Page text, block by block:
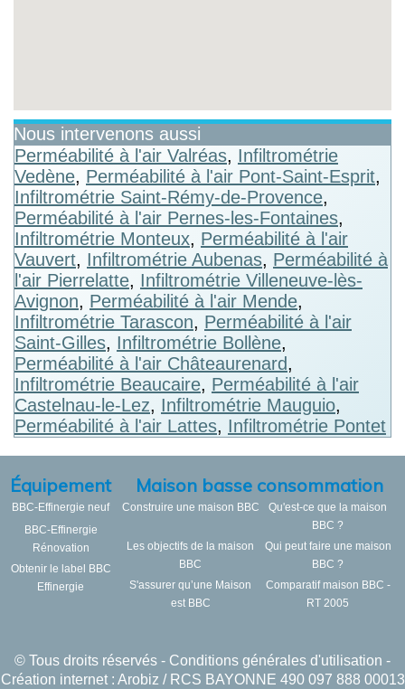
Nous intervenons aussi
Perméabilité à l'air Valréas, Infiltrométrie
Vedène, Perméabilité à l'air Pont-Saint-Esprit,
Infiltrométrie Saint-Rémy-de-Provence,
Perméabilité à l'air Pernes-les-Fontaines,
Infiltrométrie Monteux, Perméabilité à l'air
Vauvert, Infiltrométrie Aubenas, Perméabilité à
l'air Pierrelatte, Infiltrométrie Villeneuve-lès-
Avignon, Perméabilité à l'air Mende,
Infiltrométrie Tarascon, Perméabilité à l'air
Saint-Gilles, Infiltrométrie Bollène,
Perméabilité à l'air Châteaurenard,
Infiltrométrie Beaucaire, Perméabilité à l'air
Castelnau-le-Lez, Infiltrométrie Mauguio,
Perméabilité à l'air Lattes, Infiltrométrie Pontet
Équipement
BBC-Effinergie neuf
BBC-Effinergie
Rénovation
Obtenir le label BBC
Effinergie
Maison basse consommation
Construire une maison BBC Qu'est-ce que la maison
BBC ?
Les objectifs de la maison
BBC
Qui peut faire une maison
BBC ?
S'assurer qu’une Maison
est BBC
Comparatif maison BBC -
RT 2005
© Tous droits réservés - Conditions générales d'utilisation -
Création internet : Arobiz / RCS BAYONNE 490 097 888 00013